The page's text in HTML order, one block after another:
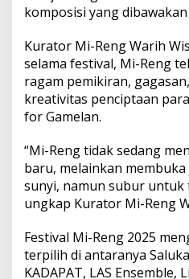
F
r
G
a
m
e
komposisi yang
Kurator Mi-Reng Warih
selama festival, Mi-Reng
ragam pemikiran,
kreativitas penciptaan
for Gamelan.
“Mi-Reng tidak sedang
baru, melainkan
sunyi, namun subur untuk
ungkap Kurator Mi-Reng
Festival Mi-Reng 2025
terpilih di antaranya
KADAPAT, LAS Ensemble,